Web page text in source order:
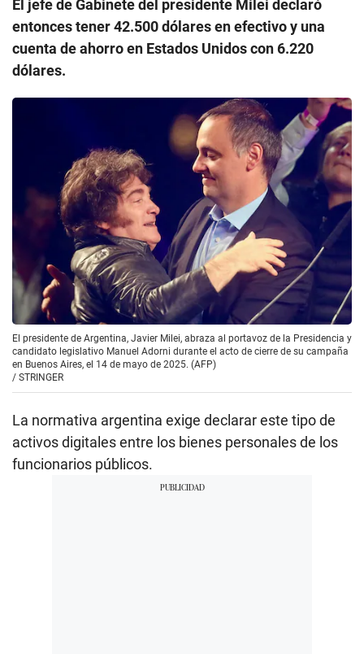
El jefe de Gabinete del presidente Milei declaró
entonces tener 42.500 dólares en efectivo y una
cuenta de ahorro en Estados Unidos con 6.220
dólares.
El presidente de Argentina, Javier Milei, abraza al portavoz de la Presidencia y
candidato legislativo Manuel Adorni durante el acto de cierre de su campaña
en Buenos Aires, el 14 de mayo de 2025. (AFP)
/ STRINGER
La normativa argentina exige declarar este tipo de
activos digitales entre los bienes personales de los
funcionarios públicos.